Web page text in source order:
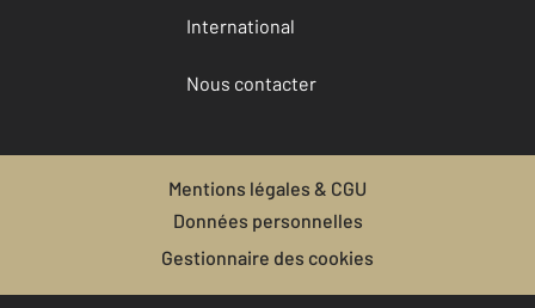
International
Nous contacter
Mentions légales & CGU
Données personnelles
Gestionnaire des cookies